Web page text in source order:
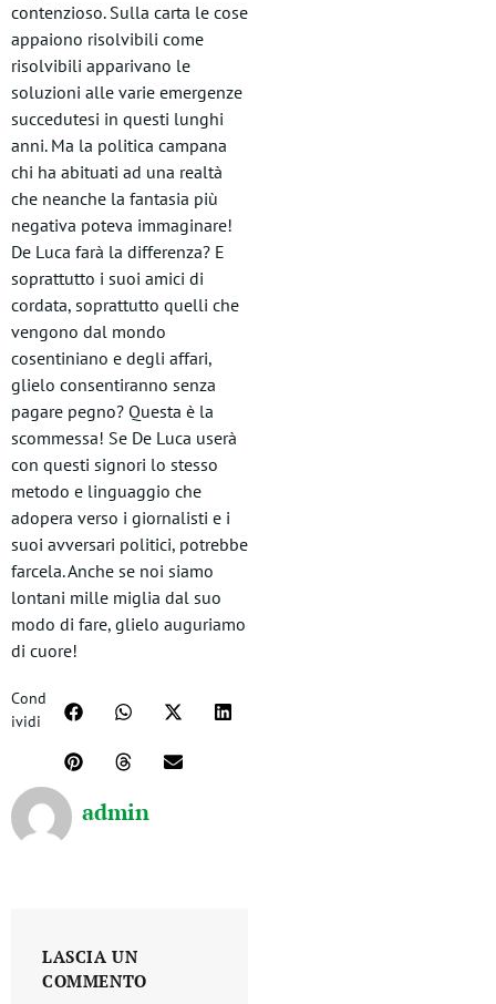
contenzioso. Sulla carta le cose
appaiono risolvibili come
risolvibili apparivano le
soluzioni alle varie emergenze
succedutesi in questi lunghi
anni. Ma la politica campana
chi ha abituati ad una realtà
che neanche la fantasia più
negativa poteva immaginare!
De Luca farà la differenza? E
soprattutto i suoi amici di
cordata, soprattutto quelli che
vengono dal mondo
cosentiniano e degli affari,
glielo consentiranno senza
pagare pegno? Questa è la
scommessa! Se De Luca userà
con questi signori lo stesso
metodo e linguaggio che
adopera verso i giornalisti e i
suoi avversari politici, potrebbe
farcela. Anche se noi siamo
lontani mille miglia dal suo
modo di fare, glielo auguriamo
di cuore!
Cond
ividi
admin
LASCIA UN
COMMENTO